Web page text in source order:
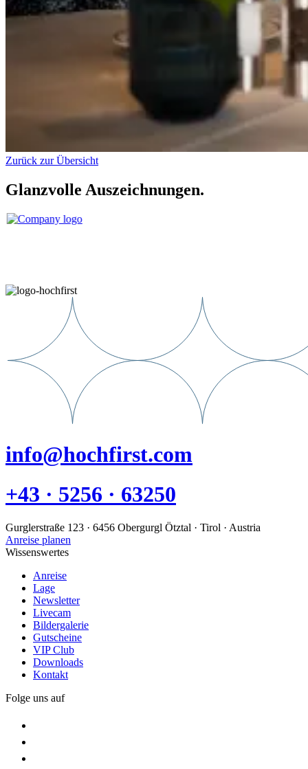
Zurück zur Übersicht
Glanzvolle Auszeichnungen.
info@hochfirst.com
+43 · 5256 · 63250
Gurglerstraße 123 · 6456 Obergurgl Ötztal · Tirol · Austria
Anreise planen
Wissenswertes
Anreise
Lage
Newsletter
Livecam
Bildergalerie
Gutscheine
VIP Club
Downloads
Kontakt
Folge uns auf